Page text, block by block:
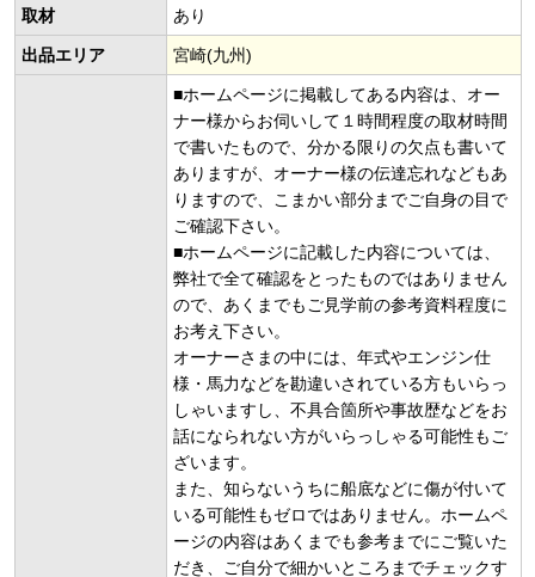
取材 あり
出品エリア 宮崎(九州)
■ホームページに掲載してある内容は、オー
ナー様からお伺いして１時間程度の取材時間
で書いたもので、分かる限りの欠点も書いて
ありますが、オーナー様の伝達忘れなどもあ
りますので、こまかい部分までご自身の目で
ご確認下さい。
■ホームページに記載した内容については、
弊社で全て確認をとったものではありません
ので、あくまでもご見学前の参考資料程度に
お考え下さい。
オーナーさまの中には、年式やエンジン仕
様・馬力などを勘違いされている方もいらっ
しゃいますし、不具合箇所や事故歴などをお
話になられない方がいらっしゃる可能性もご
ざいます。
また、知らないうちに船底などに傷が付いて
いる可能性もゼロではありません。ホームペ
ージの内容はあくまでも参考までにご覧いた
だき、ご自分で細かいところまでチェックす